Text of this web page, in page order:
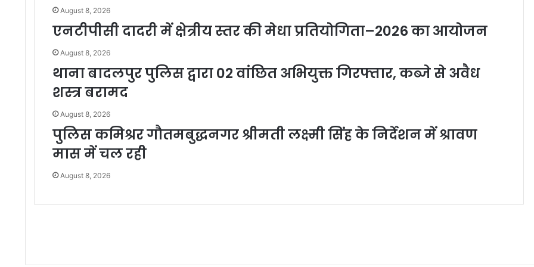
August 8, 2026
एनटीपीसी दादरी में क्षेत्रीय स्तर की मेधा प्रतियोगिता–2026 का आयोजन
August 8, 2026
थाना बादलपुर पुलिस द्वारा 02 वांछित अभियुक्त गिरफ्तार, कब्जे से अवैध
शस्त्र बरामद
August 8, 2026
पुलिस कमिश्रर गौतमबुद्धनगर श्रीमती लक्ष्मी सिंह के निर्देशन में श्रावण
मास में चल रही
August 8, 2026